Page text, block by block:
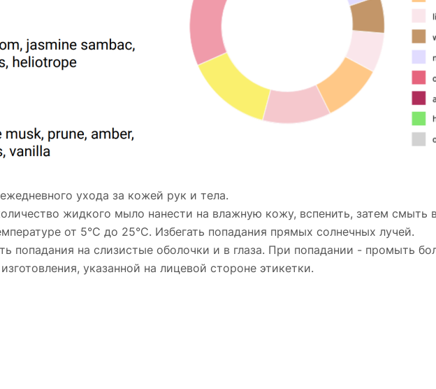
ухода за кожей рук и тела.
жидкого мыло нанести на влажную кожу, вспенить, затем смыть
от 5°С до 25°С. Избегать попадания прямых солнечных лучей.
попадания на слизистые оболочки и в глаза. При попадании - промыть
указанной на лицевой стороне этикетки.